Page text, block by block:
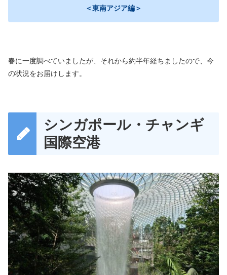
＜東南アジア編＞
春に一度調べていましたが、それから約半年経ちましたので、今
の状況をお届けします。
シンガポール・チャンギ
国際空港